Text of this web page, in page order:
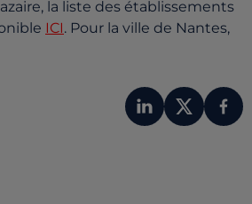
la liste des établissements
ICI. Pour la ville de Nantes,